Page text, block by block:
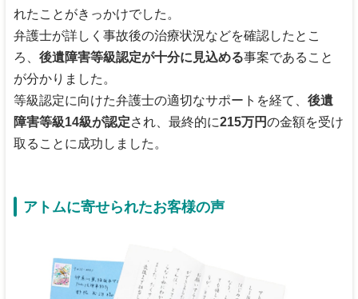
れたことがきっかけでした。
弁護士が詳しく事故後の治療状況などを確認したとこ
ろ、 後遺障害等級認定が十分に見込める事案であること
が分かりました。
等級認定に向けた弁護士の適切なサポートを経て、 後遺
障害等級14級が認定され、最終的に215万円の金額を受け
取ることに成功しました。
アトムに寄せられたお客様の声